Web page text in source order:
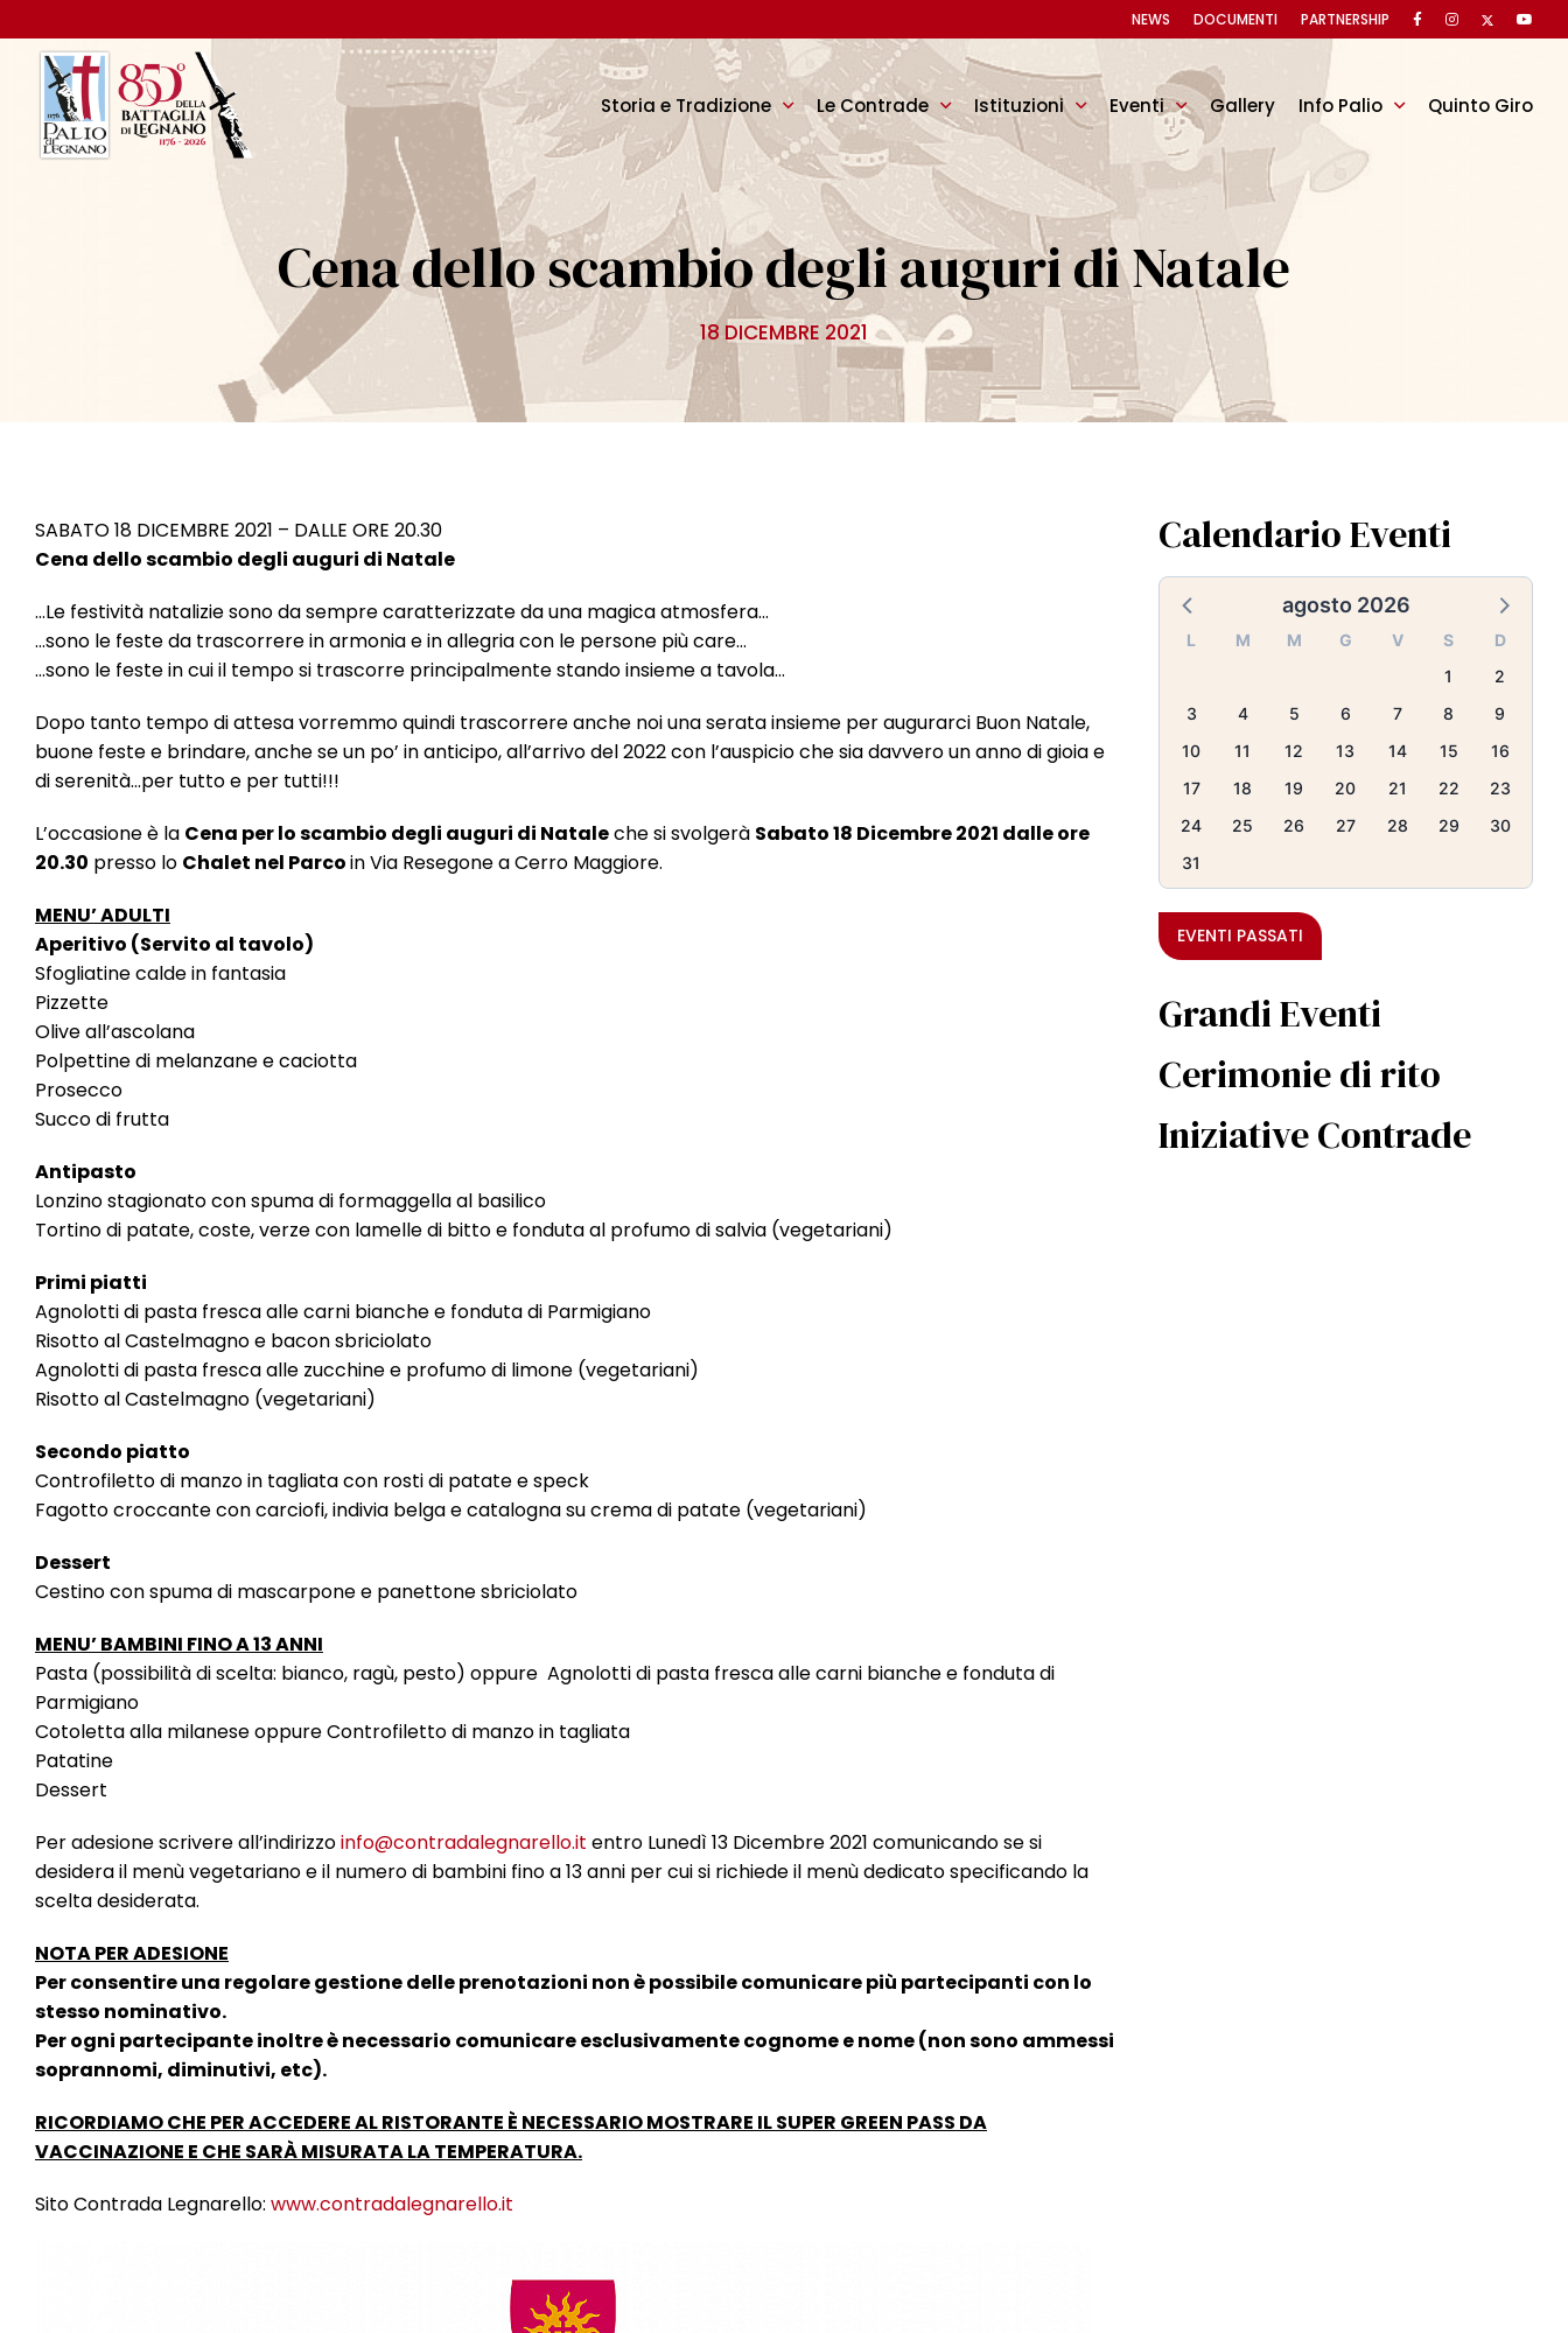
Storia e Tradizione Le Contrade Istituzioni Eventi Gallery Info Palio Quinto Giro
NEWS DOCUMENTI PARTNERSHIP
Cena dello scambio degli auguri di Natale
18 DICEMBRE 2021
SABATO 18 DICEMBRE 2021 – DALLE ORE 20.30
Cena dello scambio degli auguri di Natale
…Le festività natalizie sono da sempre caratterizzate da una magica atmosfera…
…sono le feste da trascorrere in armonia e in allegria con le persone più care…
…sono le feste in cui il tempo si trascorre principalmente stando insieme a tavola…
Dopo tanto tempo di attesa vorremmo quindi trascorrere anche noi una serata insieme per augurarci Buon Natale,
buone feste e brindare, anche se un po’ in anticipo, all’arrivo del 2022 con l’auspicio che sia davvero un anno di gioia e
di serenità…per tutto e per tutti!!!
L’occasione è la Cena per lo scambio degli auguri di Nataleche si svolgerà Sabato 18 Dicembre 2021 dalle ore
20.30 presso lo Chalet nel Parcoin Via Resegone a Cerro Maggiore.
MENU’ ADULTI
Aperitivo (Servito al tavolo)
Sfogliatine calde in fantasia
Pizzette
Olive all’ascolana
Polpettine di melanzane e caciotta
Prosecco
Succo di frutta
Antipasto
Lonzino stagionato con spuma di formaggella al basilico
Tortino di patate, coste, verze con lamelle di bitto e fonduta al profumo di salvia (vegetariani)
Primi piatti
Agnolotti di pasta fresca alle carni bianche e fonduta di Parmigiano
Risotto al Castelmagno e bacon sbriciolato
Agnolotti di pasta fresca alle zucchine e profumo di limone (vegetariani)
Risotto al Castelmagno (vegetariani)
Secondo piatto
Controfiletto di manzo in tagliata con rosti di patate e speck
Fagotto croccante con carciofi, indivia belga e catalogna su crema di patate (vegetariani)
Dessert
Cestino con spuma di mascarpone e panettone sbriciolato
MENU’ BAMBINI FINO A 13 ANNI
Pasta (possibilità di scelta: bianco, ragù, pesto) oppure Agnolotti di pasta fresca alle carni bianche e fonduta di
Parmigiano
Cotoletta alla milanese oppure Controfiletto di manzo in tagliata
Patatine
Dessert
Per adesione scrivere all’indirizzoinfo@contradalegnarello.it entro Lunedì 13 Dicembre 2021 comunicando se si
desidera il menù vegetariano e il numero di bambini fino a 13 anni per cui si richiede il menù dedicato specificando la
scelta desiderata.
NOTA PER ADESIONE
Per consentire una regolare gestione delle prenotazioni non è possibile comunicare più partecipanti con lo
stesso nominativo.
Per ogni partecipante inoltre è necessario comunicare esclusivamente cognome e nome (non sono ammessi
soprannomi, diminutivi, etc).
RICORDIAMO CHE PER ACCEDERE AL RISTORANTE È NECESSARIO MOSTRARE IL SUPER GREEN PASS DA
VACCINAZIONE E CHE SARÀ MISURATA LA TEMPERATURA.
Sito Contrada Legnarello: www.contradalegnarello.it
Calendario Eventi
agosto 2026
L M M G V S
D
1
2
3
4 5 6 7 8
9
10
11 12 13 14 15
16
17
18 19 20 21 22
23
24
25 26 27 28 29
30
31
EVENTI PASSATI
Grandi Eventi
Cerimonie di rito
Iniziative Contrade